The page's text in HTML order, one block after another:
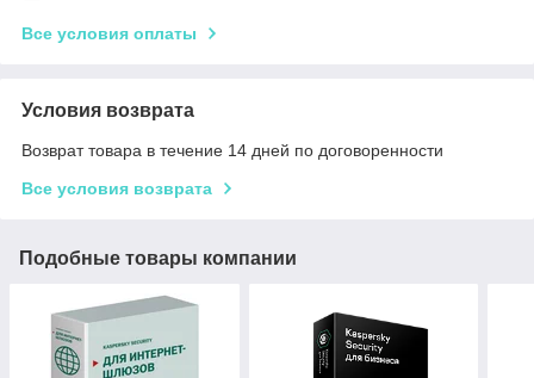
Все условия оплаты
Условия возврата
Возврат товара в течение 14 дней по договоренности
Все условия возврата
Подобные товары компании